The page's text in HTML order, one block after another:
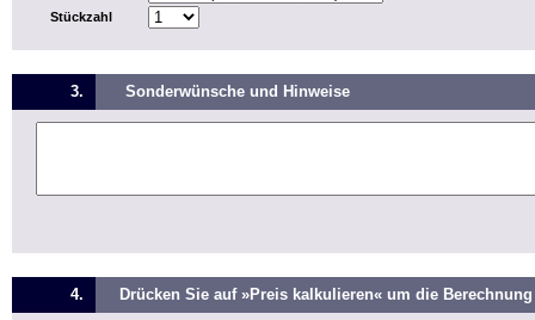
Stückzahl
3. Sonderwünsche und Hinweise
4. Drücken Sie auf »Preis kalkulieren« um die